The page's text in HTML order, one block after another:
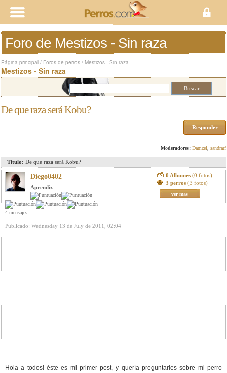
Foro de Mestizos - Sin raza
Página principal / Foros de perros / Mestizos - Sin raza
Mestizos - Sin raza
De que raza será Kobu?
Responder
Moderadores: Damzel sandrarf
Titulo: De que raza será Kobu?
Diego0402
Aprendiz
4 mensajes
0 Albumes (0 fotos)
3 perros (3 fotos)
ver mas
Publicado: Wednesday 13 de July de 2011, 02:04
Hola a todos! éste es mi primer post, y quería preguntarles sobre mi perro